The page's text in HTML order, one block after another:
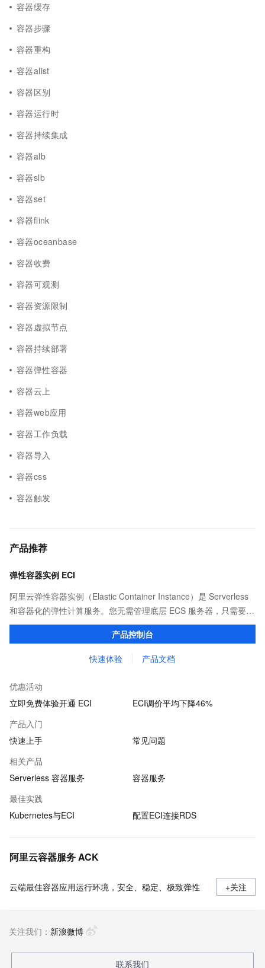
容器缓存
容器步骤
容器重构
容器alist
容器区别
容器运行时
容器持续集成
容器alb
容器slb
容器set
容器flink
容器oceanbase
容器收费
容器可观测
容器资源限制
容器虚拟节点
容器持续部署
容器弹性容器
容器云上
容器web应用
容器工作负载
容器导入
容器css
容器触发
产品推荐
弹性容器实例 ECI
阿里云弹性容器实例（Elastic Container Instance）是 Serverless
和容器化的弹性计算服务。您无需管理底层 ECS 服务器，只需要提
供打包好的镜像，即可运行容器，并仅为容器实际运行消耗的资源
产品控制台
快速体验 产品文档
优惠活动
立即免费体验开通 ECI
ECI调价平均下降46%
产品入门
快速上手
常见问题
相关产品
Serverless 容器服务
容器服务
最佳实践
Kubernetes与ECI
配置ECI连接RDS
阿里云容器服务 ACK
云端最佳容器应用运行环境，安全、稳定、极致弹性 +关注
关注我们： 新浪微博
联系我们